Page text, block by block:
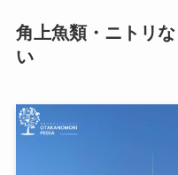
角上魚類・ニトリ
い